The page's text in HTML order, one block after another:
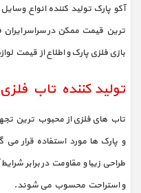
آکو پارک تولید کننده انواع
ترین قیمت ممکن در سراسر
بازی فلزی پارک و اطلاع از قیمت
تولید کننده تاب فلزی
تاب‌ های فلزی از محبوب‌ ترین
و پارک‌ ها مورد استفاده قرار می‌
طراحی زیبا و مقاومت در برابر
و استراحت محسوب می‌ شوند.